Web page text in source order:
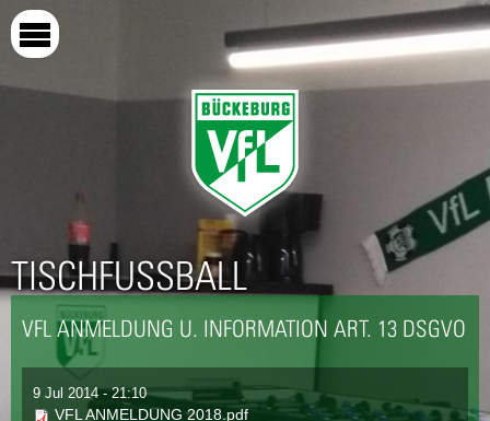
TISCHFUSSBALL
VFL ANMELDUNG U. INFORMATION ART. 13 DSGVO
9 Jul 2014 - 21:10
VFL ANMELDUNG 2018.pdf